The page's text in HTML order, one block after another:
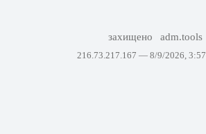
захищено adm.tools
216.73.217.167 — 8/9/2026,